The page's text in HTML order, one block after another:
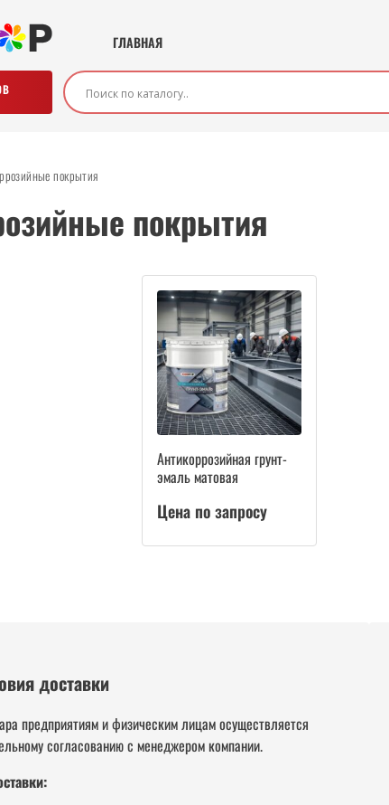
ГЛАВНАЯ
покрытия
покрытия
Антикоррозийная грунт-
эмаль матовая
Цена по запросу
доставки
предприятиям и физическим лицам осуществляется
согласованию с менеджером компании.